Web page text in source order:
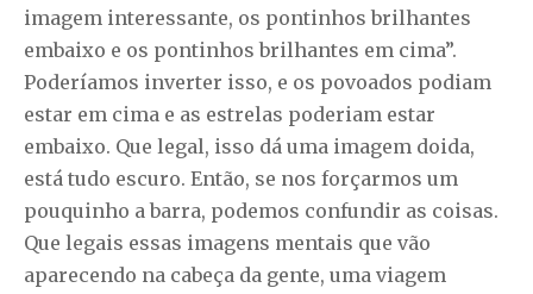
imagem interessante, os pontinhos brilhantes
embaixo e os pontinhos brilhantes em cima”.
Poderíamos inverter isso, e os povoados podiam
estar em cima e as estrelas poderiam estar
embaixo. Que legal, isso dá uma imagem doida,
está tudo escuro. Então, se nos forçarmos um
pouquinho a barra, podemos confundir as coisas.
Que legais essas imagens mentais que vão
aparecendo na cabeça da gente, uma viagem